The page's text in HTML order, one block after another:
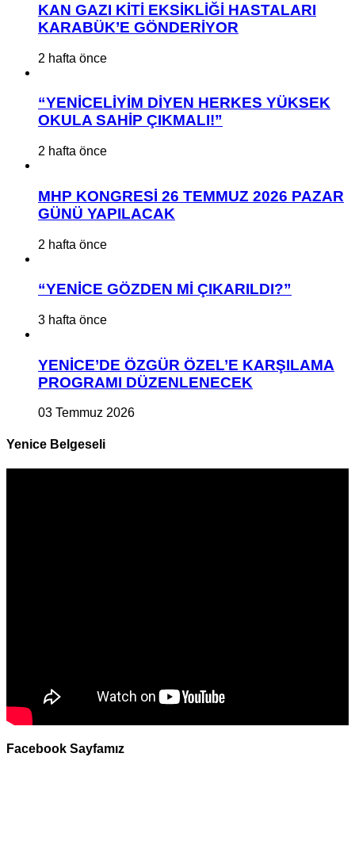
KAN GAZI KİTİ EKSİKLİĞİ HASTALARI
KARABÜK’E GÖNDERİYOR
2 hafta önce
“YENİCELİYİM DİYEN HERKES YÜKSEK
OKULA SAHİP ÇIKMALI!”
2 hafta önce
MHP KONGRESİ 26 TEMMUZ 2026 PAZAR
GÜNÜ YAPILACAK
2 hafta önce
“YENİCE GÖZDEN Mİ ÇIKARILDI?”
3 hafta önce
YENİCE’DE ÖZGÜR ÖZEL’E KARŞILAMA
PROGRAMI DÜZENLENECEK
03 Temmuz 2026
Yenice Belgeseli
Facebook Sayfamız